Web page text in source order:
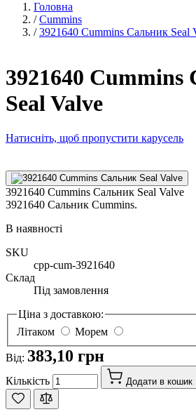
Головна
/ Cummins
/ 3921640 Cummins Сальник Seal
3921640 Cummins
Seal Valve
Натисніть, щоб пропустити карусель
3921640 Cummins Сальник Seal Valve
3921640 Сальник Cummins.
В наявності
SKU
cpp-cum-3921640
Склад
Під замовлення
Ціна з доставкою:
Літаком
Морем
Від: 383,10 грн
Кількість Додати в кошик